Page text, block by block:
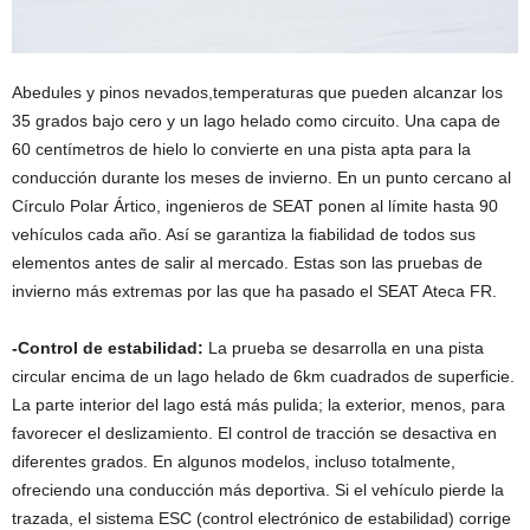
Abedules y pinos nevados,temperaturas que pueden alcanzar los
35 grados bajo cero y un lago helado como circuito. Una capa de
60 centímetros de hielo lo convierte en una pista apta para la
conducción durante los meses de invierno. En un punto cercano al
Círculo Polar Ártico, ingenieros de SEAT ponen al límite hasta 90
vehículos cada año. Así se garantiza la fiabilidad de todos sus
elementos antes de salir al mercado. Estas son las pruebas de
invierno más extremas por las que ha pasado el SEAT Ateca FR.
-Control de estabilidad: La prueba se desarrolla en una pista
circular encima de un lago helado de 6km cuadrados de superficie.
La parte interior del lago está más pulida; la exterior, menos, para
favorecer el deslizamiento. El control de tracción se desactiva en
diferentes grados. En algunos modelos, incluso totalmente,
ofreciendo una conducción más deportiva. Si el vehículo pierde la
trazada, el sistema ESC (control electrónico de estabilidad) corrige